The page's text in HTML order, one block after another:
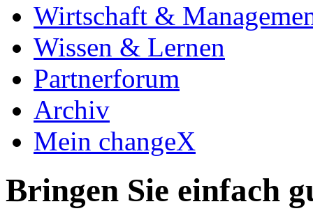
Wirtschaft &
Wissen & Lernen
Partnerforum
Archiv
Mein changeX
Bringen Sie einfach